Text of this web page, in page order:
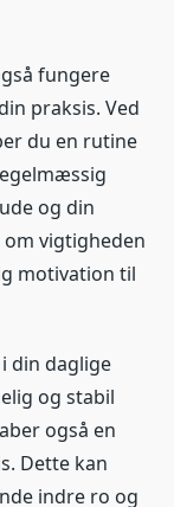
fungere
praksis. Ved
du en rutine
og din
vigtigheden
motivation til
din daglige
og stabil
også en
Dette kan
indre ro og